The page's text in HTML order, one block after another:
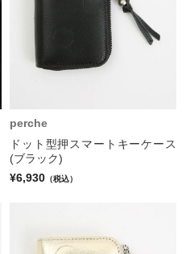
perche
ドット型押スマートキーケース
(ブラック)
¥6,930 （税込）